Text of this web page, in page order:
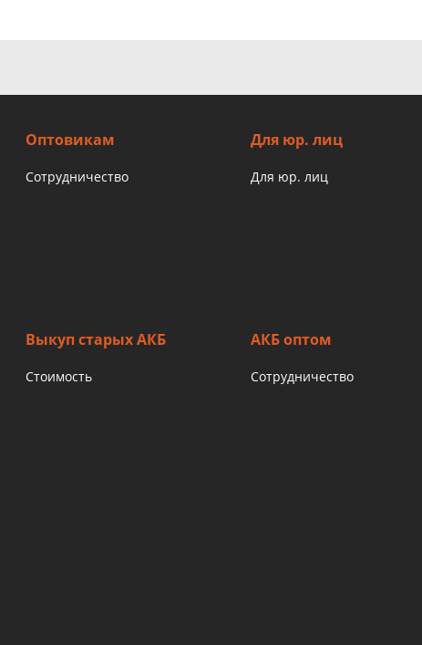
Оптовикам
Сотрудничество
Для юр. лиц
Для юр. лиц
Выкуп старых АКБ
Стоимость
АКБ оптом
Сотрудничество